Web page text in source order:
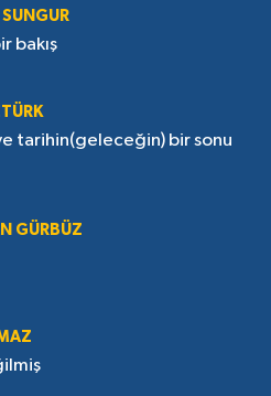
bakış
tarihin(geleceğin) bir sonu
GÜRBÜZ